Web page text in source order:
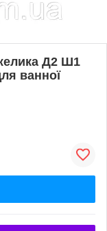
Д2 Ш1
ванної